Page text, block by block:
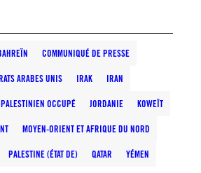
COMMUNIQUÉ DE PRESSE
ARABES UNIS IRAK IRAN
OCCUPÉ JORDANIE KOWEÏT
MOYEN-ORIENT ET AFRIQUE DU NORD
PALESTINE (ÉTAT DE) QATAR YÉMEN